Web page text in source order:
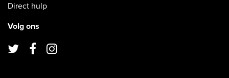
Direct hulp
Volg ons